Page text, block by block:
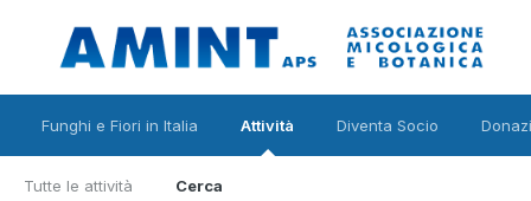
Funghi e Fiori in Italia Attività
Tutte le attività Cerca
Diventa Socio